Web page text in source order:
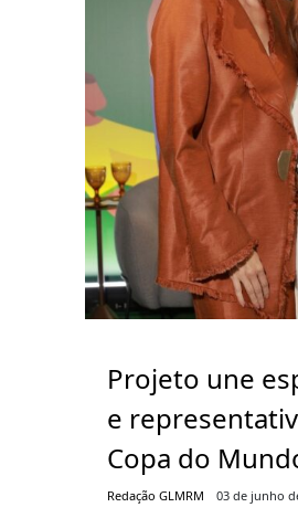
Projeto une
e
Copa do
Redação GLMRM 03 de junho